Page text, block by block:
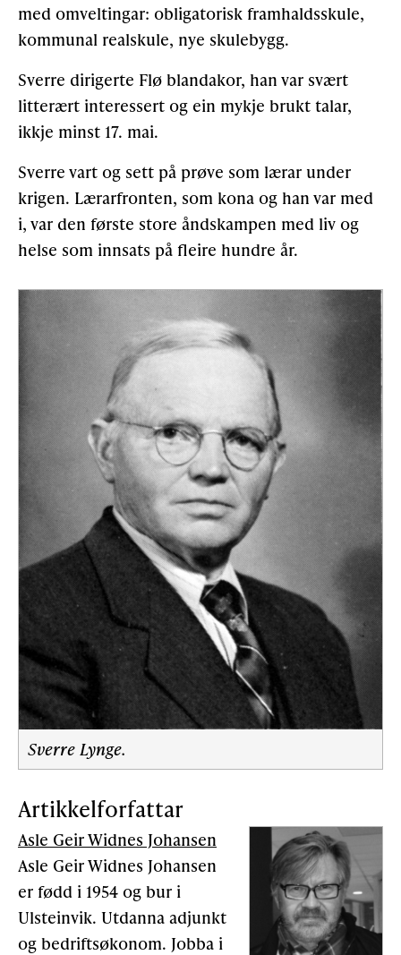
med omveltingar: obligatorisk framhaldsskule,
kommunal realskule, nye skulebygg.
Sverre dirigerte Flø blandakor, han var svært
litterært interessert og ein mykje brukt talar,
ikkje minst 17. mai.
Sverre vart og sett på prøve som lærar under
krigen. Lærarfronten, som kona og han var med
i, var den første store åndskampen med liv og
helse som innsats på fleire hundre år.
Sverre Lynge.
Artikkelforfattar
Asle Geir Widnes Johansen
Asle Geir Widnes Johansen
er fødd i 1954 og bur i
Ulsteinvik. Utdanna adjunkt
og bedriftsøkonom. Jobba i